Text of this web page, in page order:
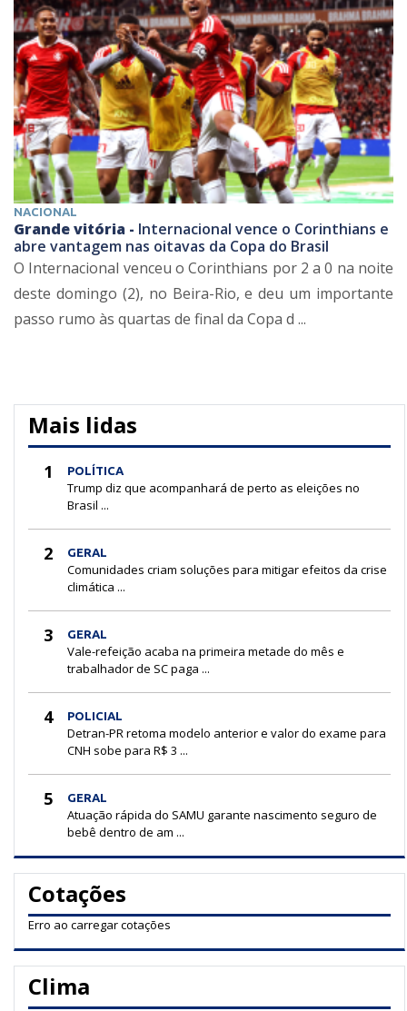
NACIONAL
Grande vitória - Internacional vence o Corinthians e
abre vantagem nas oitavas da Copa do Brasil
O Internacional venceu o Corinthians por 2 a 0 na noite
deste domingo (2), no Beira-Rio, e deu um importante
passo rumo às quartas de final da Copa d ...
Mais lidas
1 POLÍTICA
Trump diz que acompanhará de perto as eleições no
Brasil ...
2 GERAL
Comunidades criam soluções para mitigar efeitos da crise
climática ...
3 GERAL
Vale-refeição acaba na primeira metade do mês e
trabalhador de SC paga ...
4 POLICIAL
Detran-PR retoma modelo anterior e valor do exame para
CNH sobe para R$ 3 ...
5 GERAL
Atuação rápida do SAMU garante nascimento seguro de
bebê dentro de am ...
Cotações
Erro ao carregar cotações
Clima